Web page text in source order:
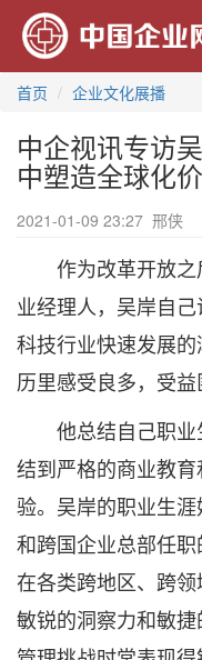
首页
企业文化展播
中企视讯专访
中塑造全球化
2021-01-09 23:27 邢侠
作为改革开放之
业经理人，吴岸自
科技行业快速发展
历里感受良多，受益
他总结自己职
结到严格的商业教
验。吴岸的职业生
和跨国企业总部任
在各类跨地区、跨
敏锐的洞察力和敏